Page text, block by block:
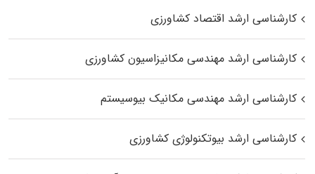
کارشناسی ارشد اقتصاد کشاورزی
کارشناسی ارشد مهندسی مکانیزاسیون کشاورزی
کارشناسی ارشد مهندسی مکانیک بیوسیستم
کارشناسی ارشد بیوتکنولوژی کشاورزی